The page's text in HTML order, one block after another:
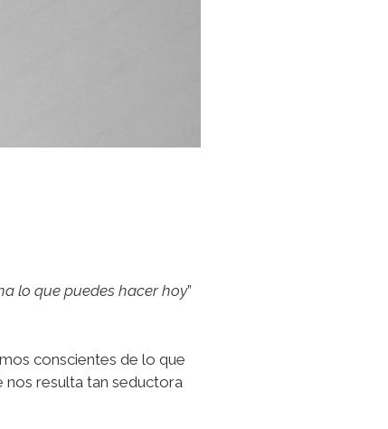
lo que puedes hacer hoy”
conscientes de lo que
nos resulta tan seductora